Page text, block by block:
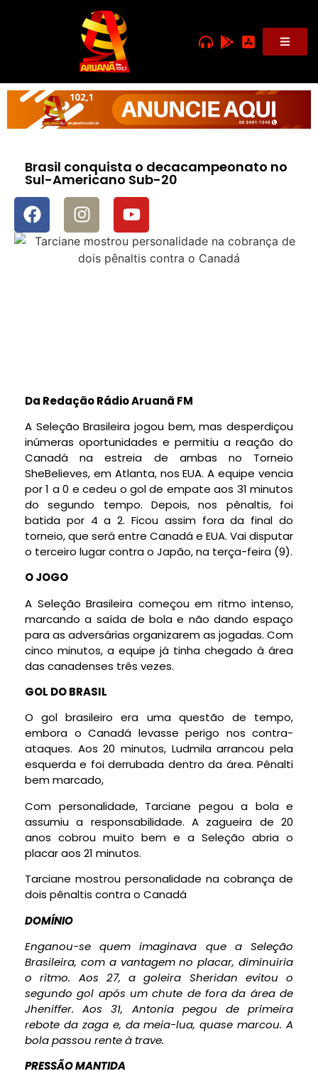
Brasil conquista o decacampeonato no
Sul-Americano Sub-20
Da Redação Rádio Aruanã FM
A Seleção Brasileira jogou bem, mas desperdiçou
inúmeras oportunidades e permitiu a reação do
Canadá na estreia de ambas no Torneio
SheBelieves, em Atlanta, nos EUA. A equipe vencia
por 1 a 0 e cedeu o gol de empate aos 31 minutos
do segundo tempo. Depois, nos pênaltis, foi
batida por 4 a 2. Ficou assim fora da final do
torneio, que será entre Canadá e EUA. Vai disputar
o terceiro lugar contra o Japão, na terça-feira (9).
O JOGO
A Seleção Brasileira começou em ritmo intenso,
marcando a saída de bola e não dando espaço
para as adversárias organizarem as jogadas. Com
cinco minutos, a equipe já tinha chegado à área
das canadenses três vezes.
GOL DO BRASIL
O gol brasileiro era uma questão de tempo,
embora o Canadá levasse perigo nos contra-
ataques. Aos 20 minutos, Ludmila arrancou pela
esquerda e foi derrubada dentro da área. Pênalti
bem marcado,
Com personalidade, Tarciane pegou a bola e
assumiu a responsabilidade. A zagueira de 20
anos cobrou muito bem e a Seleção abria o
placar aos 21 minutos.
Tarciane mostrou personalidade na cobrança de
dois pênaltis contra o Canadá
DOMÍNIO
Enganou-se quem imaginava que a Seleção
Brasileira, com a vantagem no placar, diminuiria
o ritmo. Aos 27, a goleira Sheridan evitou o
segundo gol após um chute de fora da área de
Jheniffer. Aos 31, Antonia pegou de primeira
rebote da zaga e, da meia-lua, quase marcou. A
bola passou rente à trave.
PRESSÃO MANTIDA